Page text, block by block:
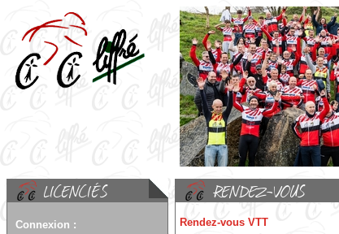
Connexion :
Rendez-vous VTT